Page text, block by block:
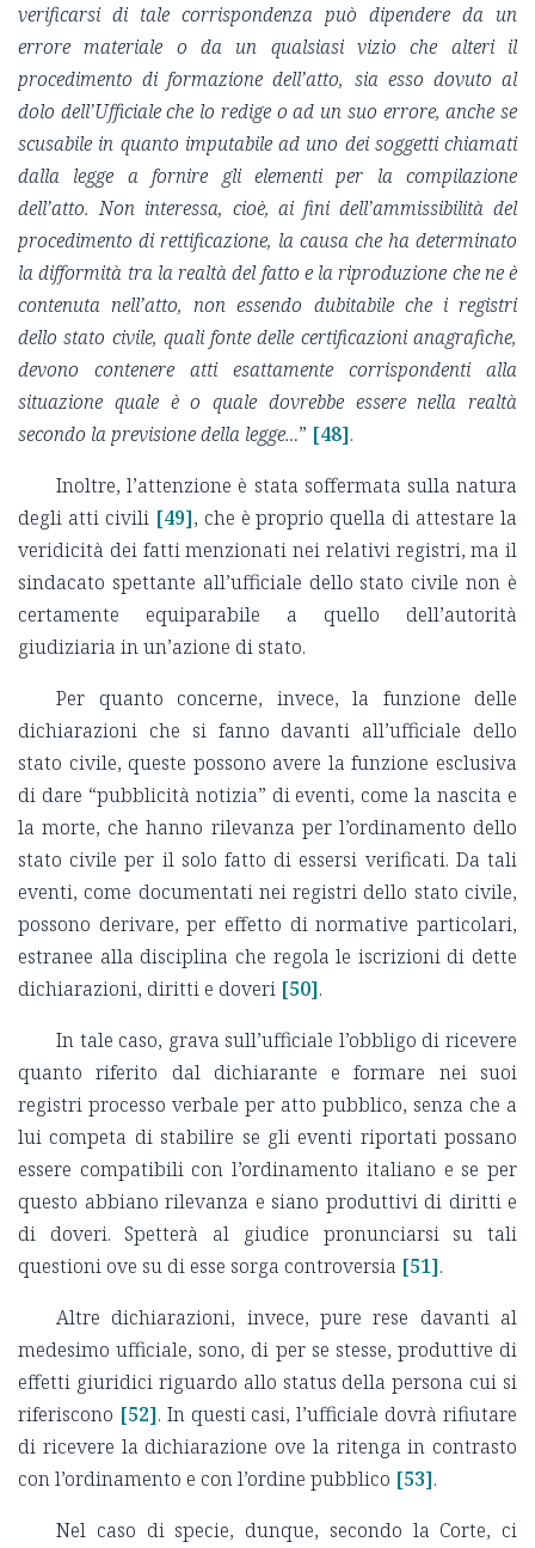
verificarsi di tale corrispondenza può dipendere da un
errore materiale o da un qualsiasi vizio che alteri il
procedimento di formazione dell’atto, sia esso dovuto al
dolo dell’Ufficiale che lo redige o ad un suo errore, anche se
scusabile in quanto imputabile ad uno dei soggetti chiamati
dalla legge a fornire gli elementi per la compilazione
dell’atto. Non interessa, cioè, ai fini dell’ammissibilità del
procedimento di rettificazione, la causa che ha determinato
la difformità tra la realtà del fatto e la riproduzione che ne è
contenuta nell’atto, non essendo dubitabile che i registri
dello stato civile, quali fonte delle certificazioni anagrafiche,
devono contenere atti esattamente corrispondenti alla
situazione quale è o quale dovrebbe essere nella realtà
secondo la previsione della legge…” [48].
Inoltre, l’attenzione è stata soffermata sulla natura
degli atti civili [49], che è proprio quella di attestare la
veridicità dei fatti menzionati nei relativi registri, ma il
sindacato spettante all’ufficiale dello stato civile non è
certamente equiparabile a quello dell’autorità
giudiziaria in un’azione di stato.
Per quanto concerne, invece, la funzione delle
dichiarazioni che si fanno davanti all’ufficiale dello
stato civile, queste possono avere la funzione esclusiva
di dare “pubblicità notizia” di eventi, come la nascita e
la morte, che hanno rilevanza per l’ordinamento dello
stato civile per il solo fatto di essersi verificati. Da tali
eventi, come documentati nei registri dello stato civile,
possono derivare, per effetto di normative particolari,
estranee alla disciplina che regola le iscrizioni di dette
dichiarazioni, diritti e doveri [50].
In tale caso, grava sull’ufficiale l’obbligo di ricevere
quanto riferito dal dichiarante e formare nei suoi
registri processo verbale per atto pubblico, senza che a
lui competa di stabilire se gli eventi riportati possano
essere compatibili con l’ordinamento italiano e se per
questo abbiano rilevanza e siano produttivi di diritti e
di doveri. Spetterà al giudice pronunciarsi su tali
questioni ove su di esse sorga controversia [51].
Altre dichiarazioni, invece, pure rese davanti al
medesimo ufficiale, sono, di per se stesse, produttive di
effetti giuridici riguardo allo status della persona cui si
riferiscono [52]. In questi casi, l’ufficiale dovrà rifiutare
di ricevere la dichiarazione ove la ritenga in contrasto
con l’ordinamento e con l’ordine pubblico [53].
Nel caso di specie, dunque, secondo la Corte, ci